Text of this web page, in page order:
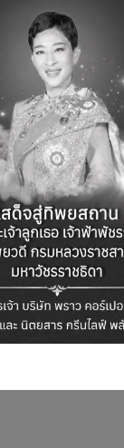
Comments
don’t you
a
published.